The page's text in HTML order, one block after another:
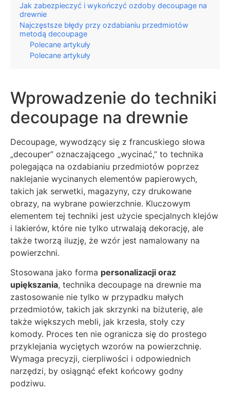
Jak zabezpieczyć i wykończyć ozdoby decoupage na
drewnie
Najczęstsze błędy przy ozdabianiu przedmiotów
metodą decoupage
Polecane artykuły
Polecane artykuły
Wprowadzenie do techniki
decoupage na drewnie
Decoupage, wywodzący się z francuskiego słowa
„decouper” oznaczającego „wycinać,” to technika
polegająca na ozdabianiu przedmiotów poprzez
naklejanie wycinanych elementów papierowych,
takich jak serwetki, magazyny, czy drukowane
obrazy, na wybrane powierzchnie. Kluczowym
elementem tej techniki jest użycie specjalnych klejów
i lakierów, które nie tylko utrwalają dekorację, ale
także tworzą iluzję, że wzór jest namalowany na
powierzchni.
Stosowana jako forma personalizacji oraz
upiększania, technika decoupage na drewnie ma
zastosowanie nie tylko w przypadku małych
przedmiotów, takich jak skrzynki na biżuterię, ale
także większych mebli, jak krzesła, stoły czy
komody. Proces ten nie ogranicza się do prostego
przyklejania wyciętych wzorów na powierzchnię.
Wymaga precyzji, cierpliwości i odpowiednich
narzędzi, by osiągnąć efekt końcowy godny
podziwu.